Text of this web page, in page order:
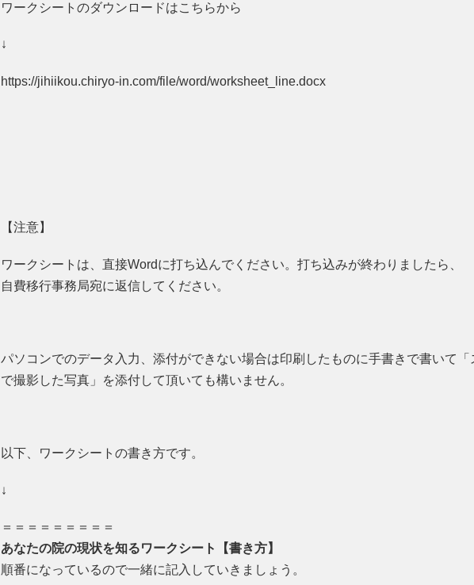
ワークシートのダウンロードはこちらから
↓
https://jihiikou.chiryo-in.com/file/word/worksheet_line.docx
【注意】
ワークシートは、直接Wordに打ち込んでください。打ち込みが終わりましたら、
自費移行事務局宛に返信してください。
パソコンでのデータ入力、添付ができない場合は印刷したものに手書きで書いて「
で撮影した写真」を添付して頂いても構いません。
以下、ワークシートの書き方です。
↓
＝＝＝＝＝＝＝＝＝
あなたの院の現状を知るワークシート【書き方】
順番になっているので一緒に記入していきましょう。